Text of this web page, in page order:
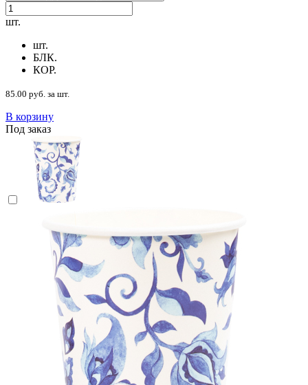
шт.
шт.
БЛК.
КОР.
85.00 руб. за шт.
В корзину
Под заказ